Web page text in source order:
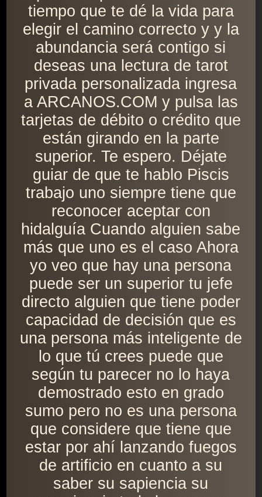
tiempo que te dé la vida para
elegir el camino correcto y y la
abundancia será contigo si
deseas una lectura de tarot
privada personalizada ingresa
a ARCANOS.COM y pulsa las
tarjetas de débito o crédito que
están girando en la parte
superior. Te espero. Déjate
guiar de que te hablo Piscis
trabajo uno siempre tiene que
reconocer aceptar con
hidalguía Cuando alguien sabe
más que uno es el caso Ahora
yo veo que hay una persona
puede ser un superior tu jefe
directo alguien que tiene poder
capacidad de decisión que es
una persona más inteligente de
lo que tú crees puede que
según tu parecer no lo haya
demostrado esto en grado
sumo pero no es una persona
que considere que tiene que
estar por ahí lanzando fuegos
de artificio en cuanto a su
saber su sapiencia su